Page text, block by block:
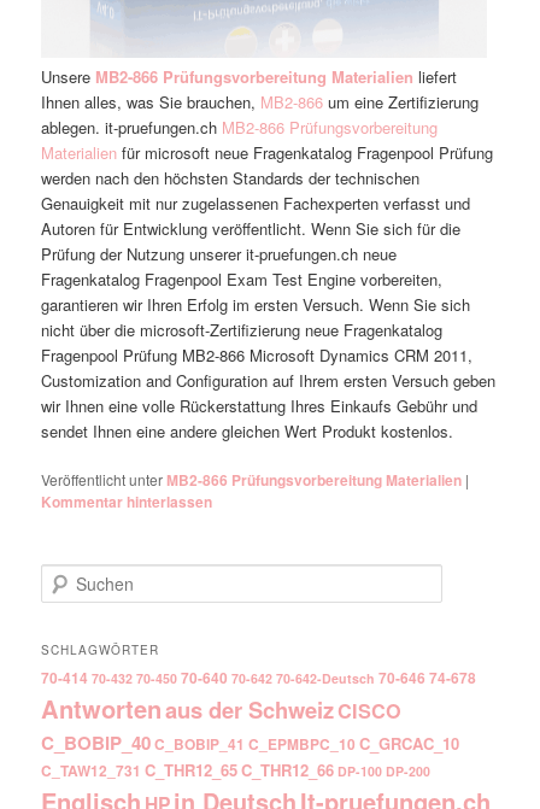
Unsere MB2-866 Prüfungsvorbereitung Materialien liefert
Ihnen alles, was Sie brauchen, MB2-866 um eine Zertifizierung
ablegen. it-pruefungen.ch MB2-866 Prüfungsvorbereitung
Materialien für microsoft neue Fragenkatalog Fragenpool Prüfung
werden nach den höchsten Standards der technischen
Genauigkeit mit nur zugelassenen Fachexperten verfasst und
Autoren für Entwicklung veröffentlicht. Wenn Sie sich für die
Prüfung der Nutzung unserer it-pruefungen.ch neue
Fragenkatalog Fragenpool Exam Test Engine vorbereiten,
garantieren wir Ihren Erfolg im ersten Versuch. Wenn Sie sich
nicht über die microsoft-Zertifizierung neue Fragenkatalog
Fragenpool Prüfung MB2-866 Microsoft Dynamics CRM 2011,
Customization and Configuration auf Ihrem ersten Versuch geben
wir Ihnen eine volle Rückerstattung Ihres Einkaufs Gebühr und
sendet Ihnen eine andere gleichen Wert Produkt kostenlos.
Veröffentlicht unter MB2-866 Prüfungsvorbereitung Materialien |
Kommentar hinterlassen
Suchen
SCHLAGWÖRTER
70-414 70-432 70-450 70-640 70-642 70-642-Deutsch 70-646 74-678
Antwortenaus der SchweizCISCO
C_BOBIP_40C_BOBIP_41 C_EPMBPC_10 C_GRCAC_10
C_TAW12_731 C_THR12_65C_THR12_66 DP-100 DP-200
Englisch in DeutschIt-pruefungen.ch